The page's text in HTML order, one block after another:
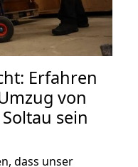
Erfahren
von
sein
dass unser